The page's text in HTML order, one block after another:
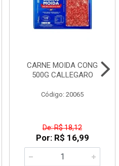
CARNE MOIDA CONG
500G CALLEGARO
Código: 20065
De: R$ 18,12
Por: R$ 16,99